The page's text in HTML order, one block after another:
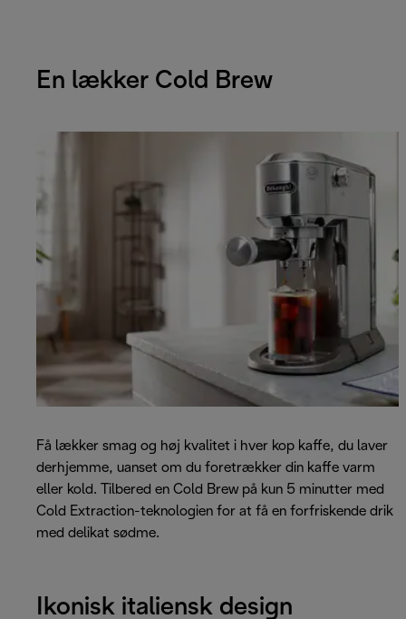
En lækker Cold Brew
Få lækker smag og høj kvalitet i hver kop kaffe, du laver
derhjemme, uanset om du foretrækker din kaffe varm
eller kold. Tilbered en Cold Brew på kun 5 minutter med
Cold Extraction-teknologien for at få en forfriskende drik
med delikat sødme.
Ikonisk italiensk design